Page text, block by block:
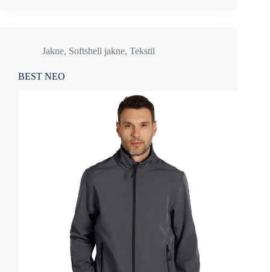
Jakne, Softshell jakne, Tekstil
BEST NEO